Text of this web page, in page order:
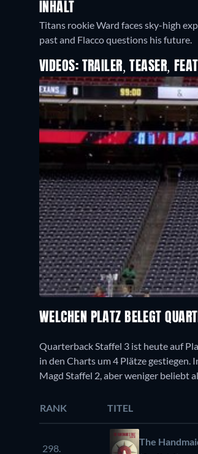
INHALT
Titans rookie Ward faces sky-high
past and Flacco questions his future.
VIDEOS: TRAILER, TEASER,
WELCHEN PLATZ BELEGT
Quarterback Staffel 3 ist heute auf
in den Charts um 4 Plätze gestiegen.
Magd Staffel 2, aber weniger beliebt
RANK TITEL
298.
The